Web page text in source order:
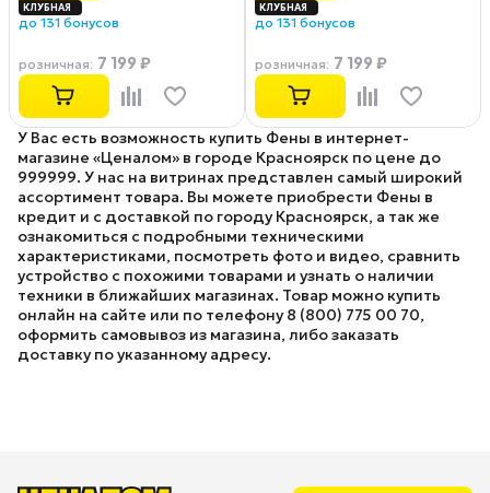
до 131 бонусов
розничная: 7 199 ₽
до 131 бонусов
розничная: 7 199 ₽
У Вас есть возможность купить Фены в интернет-
магазине «Ценалом» в городе Красноярск по цене до
999999. У нас на витринах представлен самый широкий
ассортимент товара. Вы можете приобрести Фены в
кредит и с доставкой по городу Красноярск, а так же
ознакомиться с подробными техническими
характеристиками, посмотреть фото и видео, сравнить
устройство с похожими товарами и узнать о наличии
техники в ближайших магазинах. Товар можно купить
онлайн на сайте или по телефону 8 (800) 775 00 70,
оформить самовывоз из магазина, либо заказать
доставку по указанному адресу.